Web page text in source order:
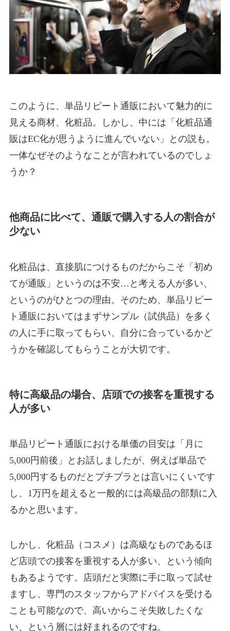
このように、単品リピート通販において魅力的に
見える商材、化粧品。しかし、中には「化粧品通
販はEC化が思うように進んでいない」との説も。
一体なぜそのようなことが言われているのでしょ
うか？
他商品に比べて、通販で購入する人の割合が
少ない
化粧品は、直接肌につけるものだからこそ「初め
てが通販」というのは不安…と考える人が多い、
というのがひとつの理由。そのため、単品リピー
ト通販においてはまずサンプル（試供品）を多く
の人に手に取ってもらい、自分に合っているかど
うかを確認してもらうことが大切です。
特に高級品の場合、店頭での接客を重視する
人が多い
単品リピート通販における単価の目安は「月に
5,000円前後」とお話しましたが、例えば単品で
5,000円するものだとプチプラとは言いにくいです
し、1万円を超えると一般的には高級品の部類に入
るかと思います。
しかし、化粧品（コスメ）は高級なものであるほ
ど店頭での接客を重視する人が多い、という傾向
もあるようです。店頭だと実際に手に取って試せ
ますし、専門のスタッフからアドバイスを受ける
ことも可能なので、高いからこそ失敗したくな
い、という層には好まれるのですね。